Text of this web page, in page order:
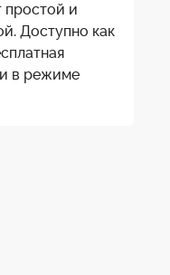
простой и
Доступно как
в режиме